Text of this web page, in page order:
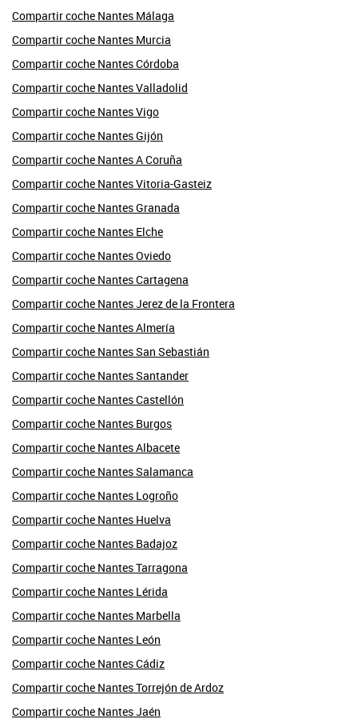
Compartir coche Nantes Málaga
Compartir coche Nantes Murcia
Compartir coche Nantes Córdoba
Compartir coche Nantes Valladolid
Compartir coche Nantes Vigo
Compartir coche Nantes Gijón
Compartir coche Nantes A Coruña
Compartir coche Nantes Vitoria-Gasteiz
Compartir coche Nantes Granada
Compartir coche Nantes Elche
Compartir coche Nantes Oviedo
Compartir coche Nantes Cartagena
Compartir coche Nantes Jerez de la Frontera
Compartir coche Nantes Almería
Compartir coche Nantes San Sebastián
Compartir coche Nantes Santander
Compartir coche Nantes Castellón
Compartir coche Nantes Burgos
Compartir coche Nantes Albacete
Compartir coche Nantes Salamanca
Compartir coche Nantes Logroño
Compartir coche Nantes Huelva
Compartir coche Nantes Badajoz
Compartir coche Nantes Tarragona
Compartir coche Nantes Lérida
Compartir coche Nantes Marbella
Compartir coche Nantes León
Compartir coche Nantes Cádiz
Compartir coche Nantes Torrejón de Ardoz
Compartir coche Nantes Jaén